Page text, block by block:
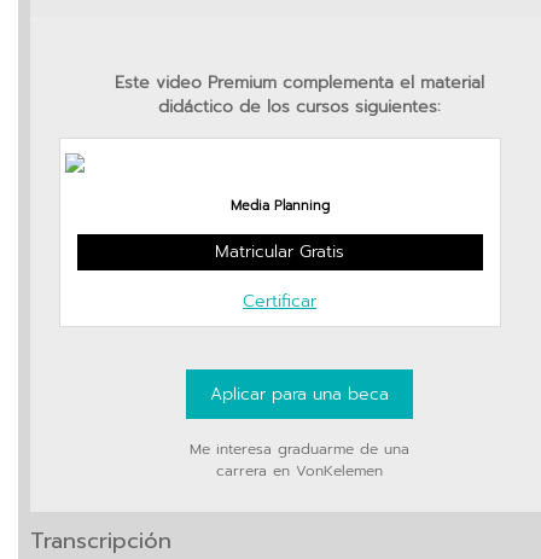
Este video Premium complementa el material
didáctico de los cursos siguientes:
Media Planning
Matricular Gratis
Certificar
Aplicar para una beca
Me interesa graduarme de una
carrera en VonKelemen
Transcripción